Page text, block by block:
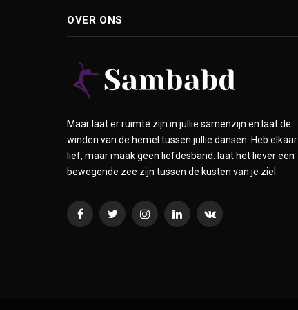
OVER ONS
Maar laat er ruimte zijn in jullie samenzijn en laat de
winden van de hemel tussen jullie dansen. Heb elkaar
lief, maar maak geen liefdesband: laat het liever een
bewegende zee zijn tussen de kusten van je ziel.
FacebookTwitterInstagramLinkedInVKontakte